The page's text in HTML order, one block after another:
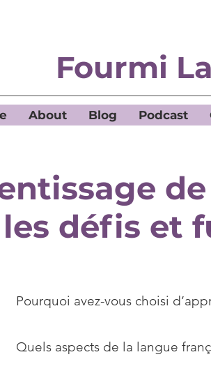
Fourmi
About Blog Podcast
les défis et
Pourquoi avez-vous choisi
Quels aspects de la langue